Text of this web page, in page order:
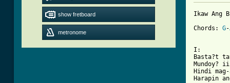
show fretboard
metronome
Ikaw Ang
G-
I:
Basta?t
Mundoy?
Hindi
Harapin